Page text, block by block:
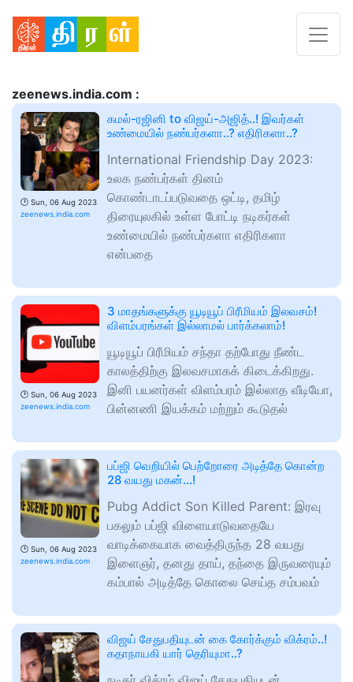
zeenews.india.com :
🕑 Sun, 06 Aug 2023
zeenews.india.com
கமல்-ரஜினி to விஜய்-அஜித்..! இவர்கள்
உண்மையில் நண்பர்களா..? எதிரிகளா..?
International Friendship Day 2023:
உலக நண்பர்கள் தினம்
கொண்டாடப்படுவதை ஒட்டி, தமிழ்
திரையுலகில் உள்ள போட்டி நடிகர்கள்
உண்மையில் நண்பர்களா எதிரிகளா
என்பதை
🕑 Sun, 06 Aug 2023
zeenews.india.com
3 மாதங்களுக்கு யூடியூப் பிரீமியம் இலவசம்!
விளம்பரங்கள் இல்லாமல் பார்க்கலாம்!
யூடியூப் பிரீமியம் சந்தா தற்போது நீண்ட
காலத்திற்கு இலவசமாகக் கிடைக்கிறது.
இனி பயனர்கள் விளம்பரம் இல்லாத வீடியோ,
பின்னணி இயக்கம் மற்றும் கூடுதல்
🕑 Sun, 06 Aug 2023
zeenews.india.com
பப்ஜி வெறியில் பெற்றோரை அடித்தே கொன்ற
28 வயது மகன்...!
Pubg Addict Son Killed Parent: இரவு
பகலும் பப்ஜி விளையாடுவதையே
வாடிக்கையாக வைத்திருந்த 28 வயது
இளைஞர், தனது தாய், தந்தை இருவரையும்
கம்பால் அடித்தே கொலை செய்த சம்பவம்
விஜய் சேதுபதியுடன் கை கோர்க்கும் விக்ரம்..!
கதாநாயகி யார் தெரியுமா..?